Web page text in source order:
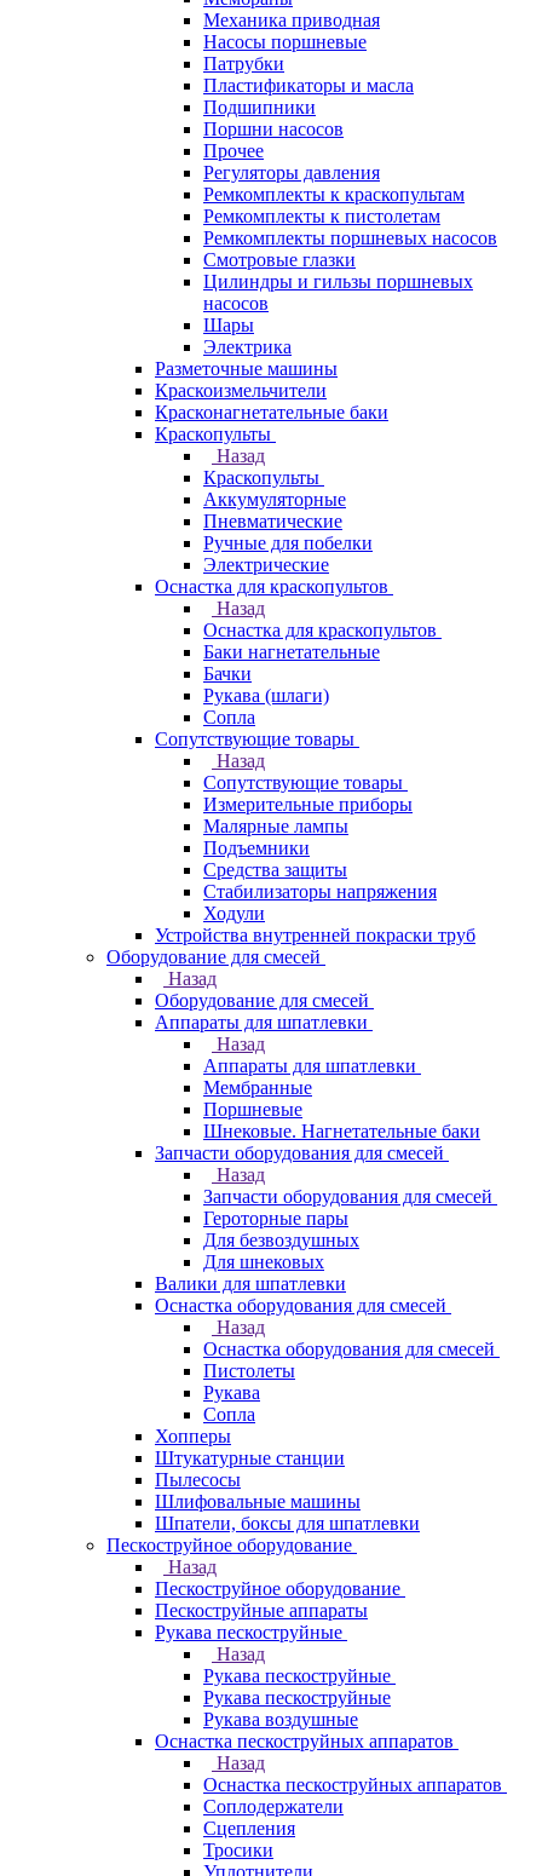
Механика приводная
Насосы поршневые
Патрубки
Пластификаторы и масла
Подшипники
Поршни насосов
Прочее
Регуляторы давления
Ремкомплекты к краскопультам
Ремкомплекты к пистолетам
Ремкомплекты поршневых насосов
Смотровые глазки
Цилиндры и гильзы поршневых
насосов
Шары
Электрика
Разметочные машины
Краскоизмельчители
Красконагнетательные баки
Краскопульты
Назад
Краскопульты
Аккумуляторные
Пневматические
Ручные для побелки
Электрические
Оснастка для краскопультов
Назад
Оснастка для краскопультов
Баки нагнетательные
Бачки
Рукава (шлаги)
Сопла
Сопутствующие товары
Назад
Сопутствующие товары
Измерительные приборы
Малярные лампы
Подъемники
Средства защиты
Стабилизаторы напряжения
Ходули
Устройства внутренней покраски труб
Оборудование для смесей
Назад
Оборудование для смесей
Аппараты для шпатлевки
Назад
Аппараты для шпатлевки
Мембранные
Поршневые
Шнековые. Нагнетательные баки
Запчасти оборудования для смесей
Назад
Запчасти оборудования для смесей
Героторные пары
Для безвоздушных
Для шнековых
Валики для шпатлевки
Оснастка оборудования для смесей
Назад
Оснастка оборудования для смесей
Пистолеты
Рукава
Сопла
Хопперы
Штукатурные станции
Пылесосы
Шлифовальные машины
Шпатели, боксы для шпатлевки
Пескоструйное оборудование
Назад
Пескоструйное оборудование
Пескоструйные аппараты
Рукава пескоструйные
Назад
Рукава пескоструйные
Рукава пескоструйные
Рукава воздушные
Оснастка пескоструйных аппаратов
Назад
Оснастка пескоструйных аппаратов
Соплодержатели
Сцепления
Тросики
Уплотнители